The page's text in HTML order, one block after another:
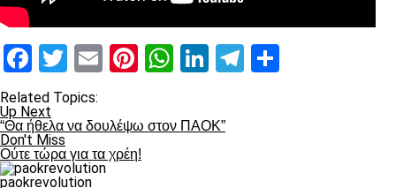
Facebook
Twitter
EmailPinterest
WhatsApp
LinkedIn
Telegram
Related Topics:
Up Next
“Θα ήθελα να δουλέψω στον ΠΑΟΚ”
Don't Miss
Ούτε τώρα για τα χρέη!
paokrevolution